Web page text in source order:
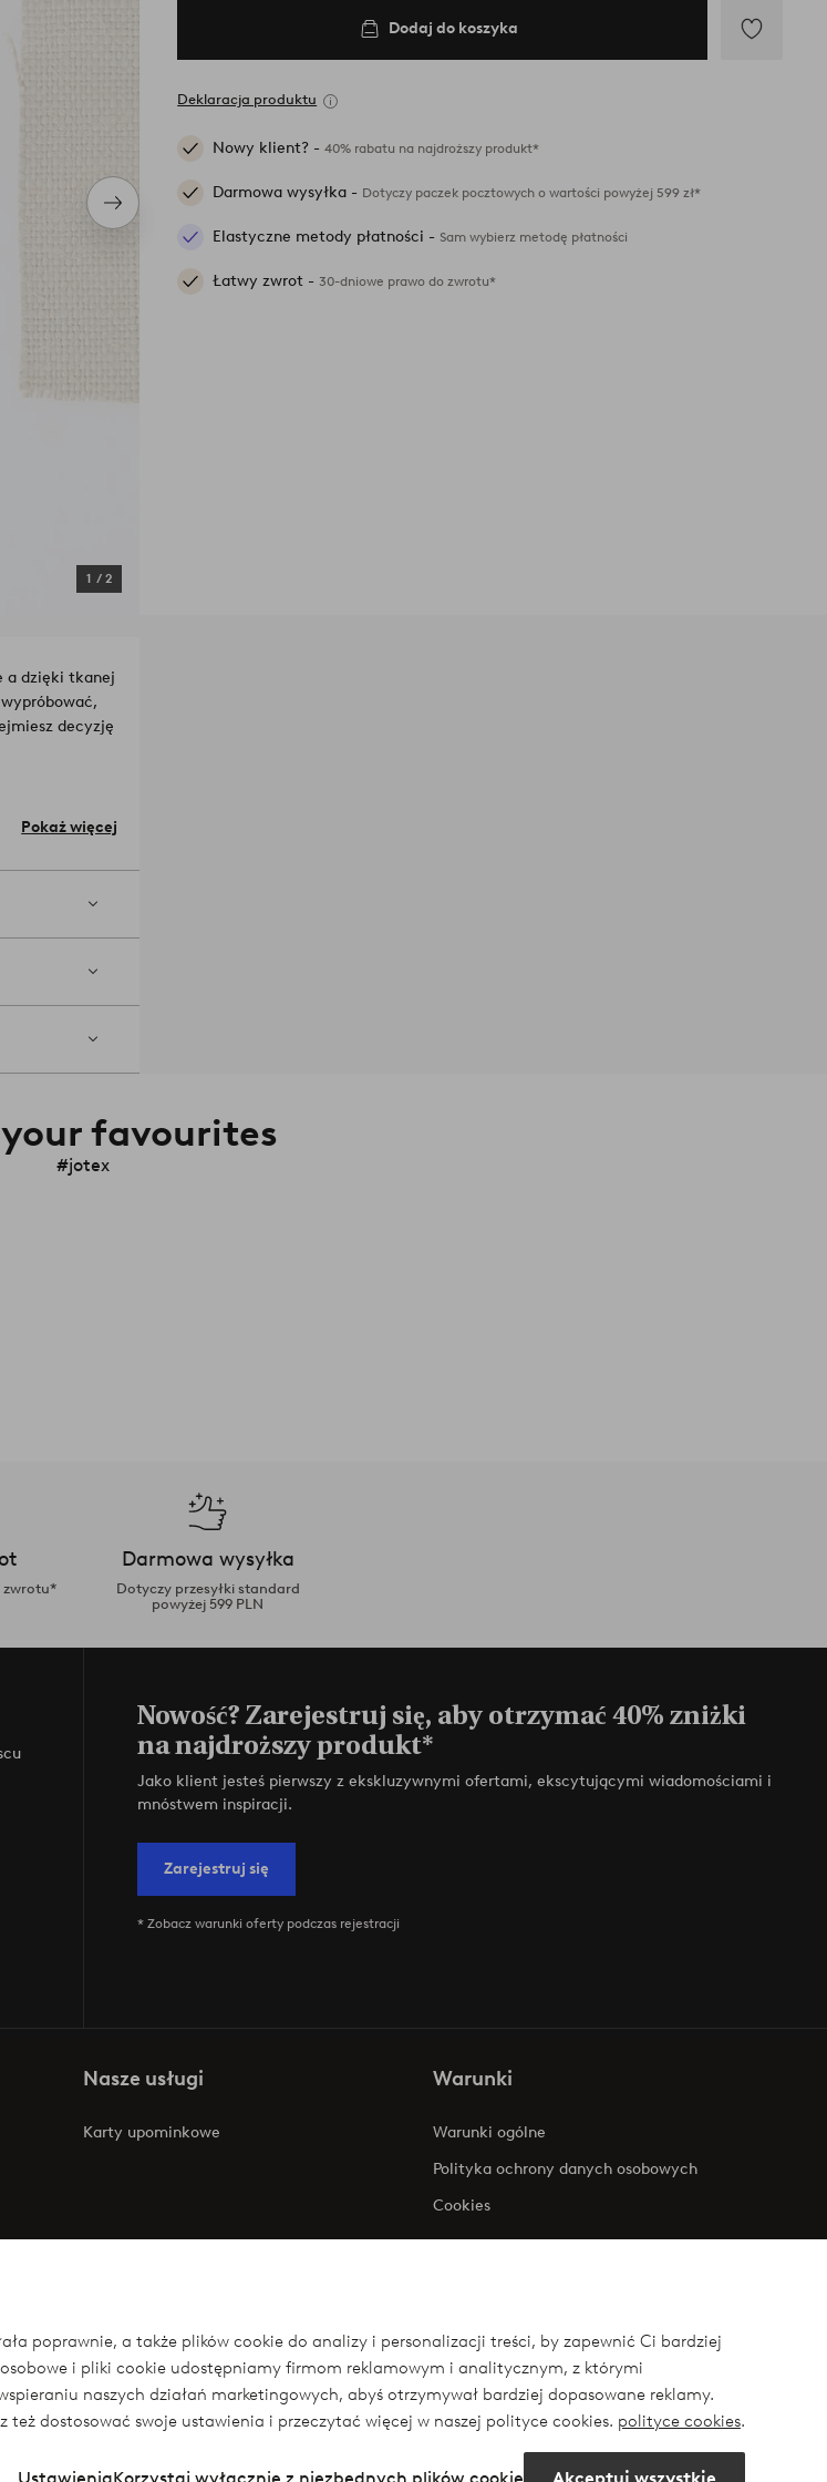
poprawnie, a także plików cookie do analizy i personalizacji treści, by zapewnić Ci bardziej
i pliki cookie udostępniamy firmom reklamowym i analitycznym, z którymi
naszych działań marketingowych, abyś otrzymywał bardziej dopasowane reklamy.
też dostosować swoje ustawienia i przeczytać więcej w naszej polityce cookies. polityce cookies.
Następny
produkt
1 / 2
Dodaj do koszyka
Deklaracja produktu
Nowy klient? -40% rabatu na najdroższy produkt*
Darmowa wysyłka - Dotyczy paczek pocztowych o wartości powyżej 599 zł*
Elastyczne metody płatności -Sam wybierz metodę płatności
Łatwy zwrot -30-dniowe prawo do zwrotu*
a dzięki tkanej
decyzję
Pokaż więcej
favourites
#jotex
zwrotu*
Darmowa wysyłka
Dotyczy przesyłki standard
powyżej 599 PLN
Nowość? Zarejestruj się, aby otrzymać 40% zniżki
na najdroższy produkt*
Jako klient jesteś pierwszy z ekskluzywnymi ofertami, ekscytującymi wiadomościami i
mnóstwem inspiracji.
Zarejestruj się
* Zobacz warunki oferty podczas rejestracji
Nasze usługi
Karty upominkowe
Warunki
Warunki ogólne
Polityka ochrony danych osobowych
Cookies